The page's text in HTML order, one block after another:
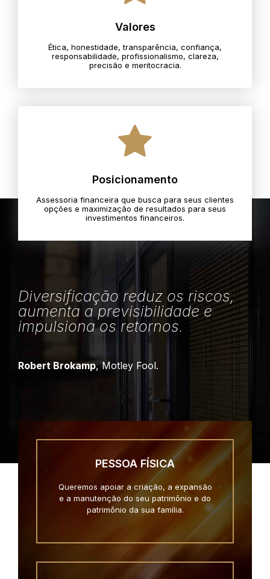
Valores
Ética, honestidade, transparência, confiança,
responsabilidade, profissionalismo, clareza,
precisão e meritocracia.​
Posicionamento
Assessoria financeira que busca para seus clientes
opções e maximização de resultados para seus
investimentos financeiros.
Diversificação reduz os riscos,
aumenta a previsibilidade e
impulsiona os retornos.
Robert Brokamp, Motley Fool.
PESSOA FÍSICA
Queremos apoiar a criação, a expansão
e a manutenção do seu patrimônio e do
patrimônio da sua família.